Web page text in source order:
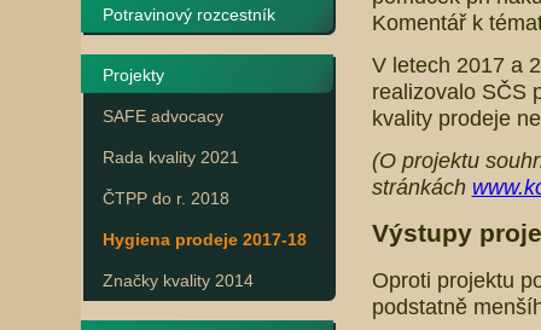
Potravinový rozcestník
Projekty
SAFE advocacy
Rada kvality 2021
ČTPP do r. 2018
Hygiena prodeje 2017-18
Značky kvality 2014
Komentář k
V letech 2017 a
realizovalo SČS
kvality prodeje
(O projektu
stránkách
Výstupy
Oproti projektu
podstatně